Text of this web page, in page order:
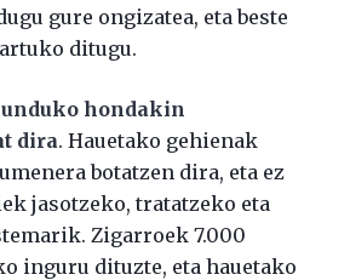
gure ongizatea, eta beste
ditugu.
hondakin
dira. Hauetako gehienak
botatzen dira, eta ez
jasotzeko, tratatzeko eta
Zigarroek 7.000
inguru dituzte, eta hauetako